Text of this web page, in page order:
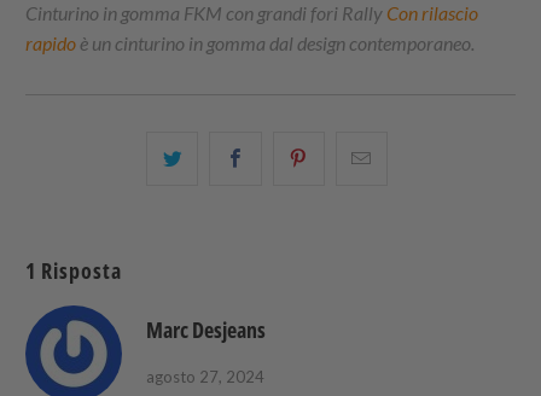
Cinturino in gomma FKM con grandi fori Rally Con rilascio
rapido è un cinturino in gomma dal design contemporaneo.
Condividi Share
Condividi
1 Risposta
Marc Desjeans
agosto 27, 2024